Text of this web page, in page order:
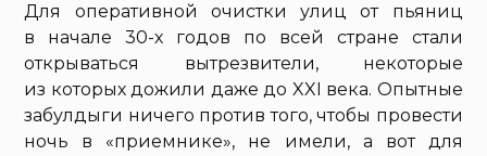
Для оперативной очистки улиц от пьяниц
в начале 30-х годов по всей стране стали
открываться вытрезвители, некоторые
из которых дожили даже до XXI века. Опытные
забулдыги ничего против того, чтобы провести
ночь в «приемнике», не имели, а вот для